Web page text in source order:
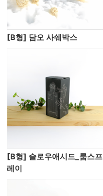
[B형] 담오 사쉐박스
[B형] 슬로우애시드_룸스프
레이